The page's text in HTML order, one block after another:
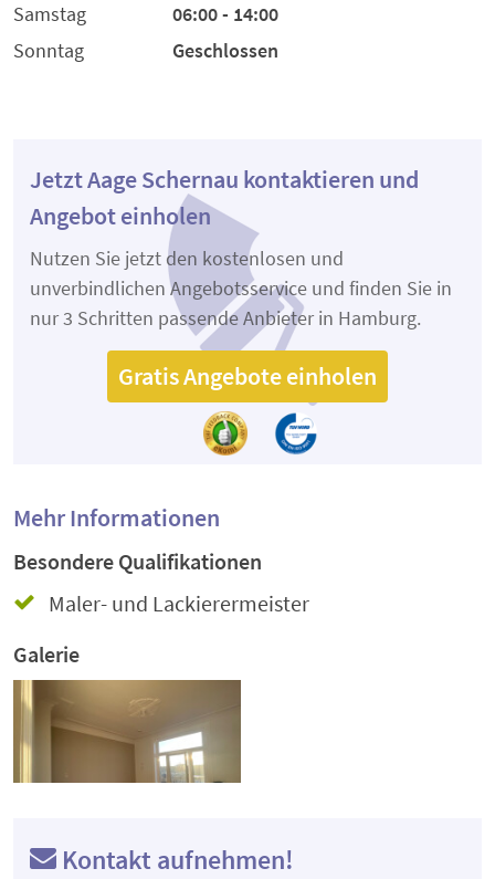
Samstag
06:00 - 14:00
Sonntag
Geschlossen
Jetzt Aage Schernau kontaktieren und
Angebot einholen
Nutzen Sie jetzt den kostenlosen und
unverbindlichen Angebotsservice und finden Sie in
nur 3 Schritten passende Anbieter in Hamburg.
Gratis Angebote einholen
Mehr Informationen
Besondere Qualifikationen
Maler- und Lackierermeister
Galerie
Kontakt aufnehmen!